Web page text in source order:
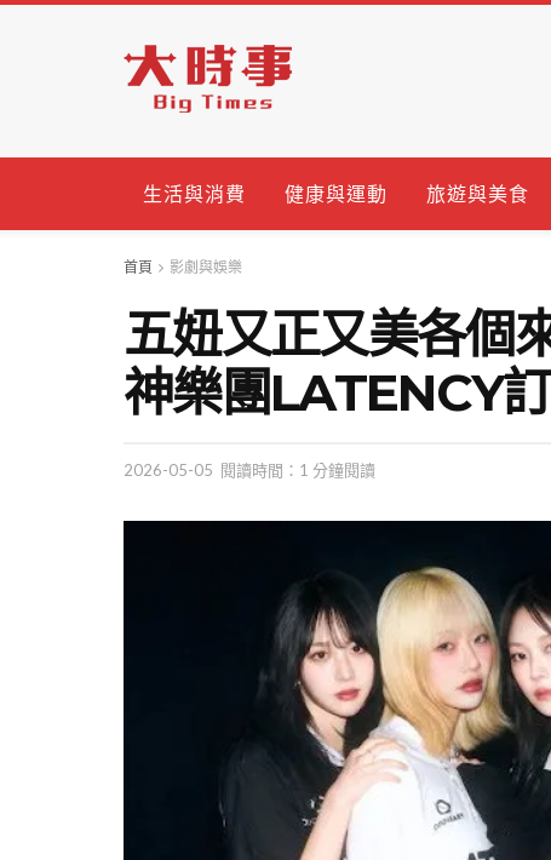
生活與消費 健康與運動 旅遊與美食
首頁 影劇與娛樂
五妞又正又美各個
神樂團LATENCY
2026-05-05 閱讀時間：1 分鐘閱讀